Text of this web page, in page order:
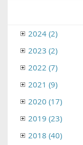
2024 (2)
2023 (2)
2022 (7)
2021 (9)
2020 (17)
2019 (23)
2018 (40)